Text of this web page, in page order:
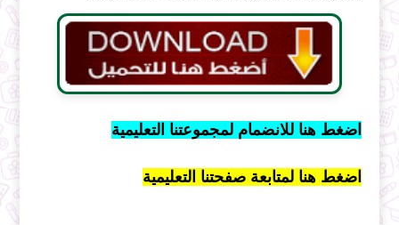
اضغط هنا للانضمام لمجموعتنا التعليمية
اضغط هنا لمتابعة صفحتنا التعليمية